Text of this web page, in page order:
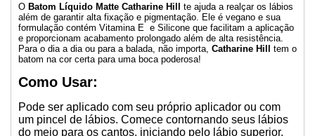
O Batom Líquido Matte Catharine Hill te ajuda a realçar os lábios
além de garantir alta fixação e pigmentação. Ele é vegano e sua
formulação contém Vitamina E e Silicone que facilitam a aplicação
e proporcionam acabamento prolongado além de alta resistência.
Para o dia a dia ou para a balada, não importa, Catharine Hill tem o
batom na cor certa para uma boca poderosa!
Como Usar:
Pode ser aplicado com seu próprio aplicador ou com
um pincel de lábios. Comece contornando seus lábios
do meio para os cantos, iniciando pelo lábio superior,